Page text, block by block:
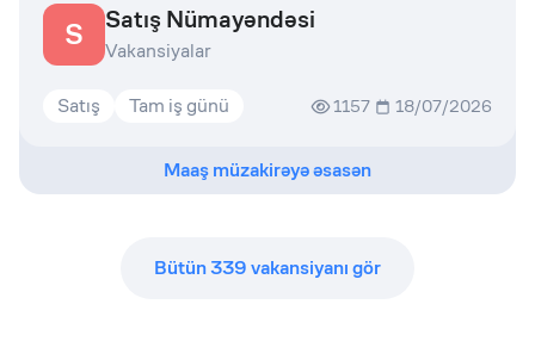
S Satış Nümayəndəsi
Vakansiyalar
Satış Tam iş günü 1157 18/07/2026
Maaş müzakirəyə əsasən
Bütün339vakansiyanı gör